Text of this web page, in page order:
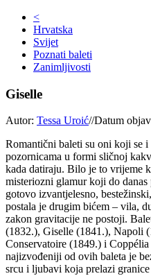
<
Hrvatska
Svijet
Poznati baleti
Zanimljivosti
Giselle
Autor: Tessa Uroić//Datum
Romantični baleti su oni koji se i
pozornicama u formi sličnoj
kada datiraju. Bilo je to vrijeme
misteriozni glamur koji do
gotovo izvantjelesno,
postala je drugim bićem – vila,
zakon gravitacije ne postoji.
(1832.), Giselle (1841.), Napoli
Conservatoire (1849.) i
najizvođeniji od ovih baleta je
srcu i ljubavi koja prelazi